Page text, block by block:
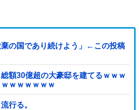
の国であり続けよう」←この投稿
額30億超の大豪邸を建てるｗｗｗ
ｗｗｗｗｗｗ
行る。